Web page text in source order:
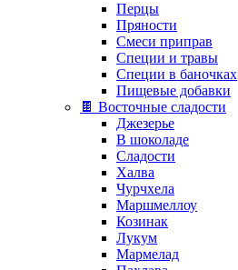
Перцы
Пряности
Смеси приправ
Специи и травы
Специи в баночках
Пищевые добавки
🍫 Восточные сладости
Джезерье
В шоколаде
Сладости
Халва
Чурчхела
Маршмеллоу
Козинак
Лукум
Мармелад